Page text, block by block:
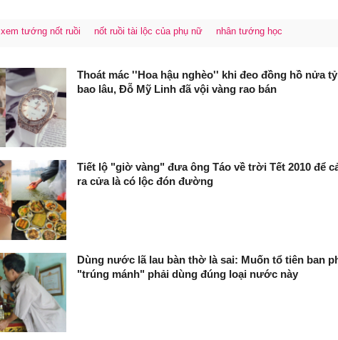
xem tướng nốt ruồi nốt ruồi tài lộc của phụ nữ nhân tướng học
Thoát mác ''Hoa hậu nghèo'' khi đeo đồng hồ nửa
bao lâu, Đỗ Mỹ Linh đã vội vàng rao bán
Tiết lộ "giờ vàng" đưa ông Táo về trời Tết 2010 để
ra cửa là có lộc đón đường
Dùng nước lã lau bàn thờ là sai: Muốn tổ tiên ban
"trúng mánh" phải dùng đúng loại nước này